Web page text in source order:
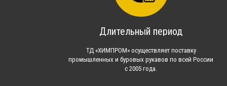
Длительный период
ТД «ХИМПРОМ» осуществляет поставку
промышленных и буровых рукавов по всей России
с 2005 года.